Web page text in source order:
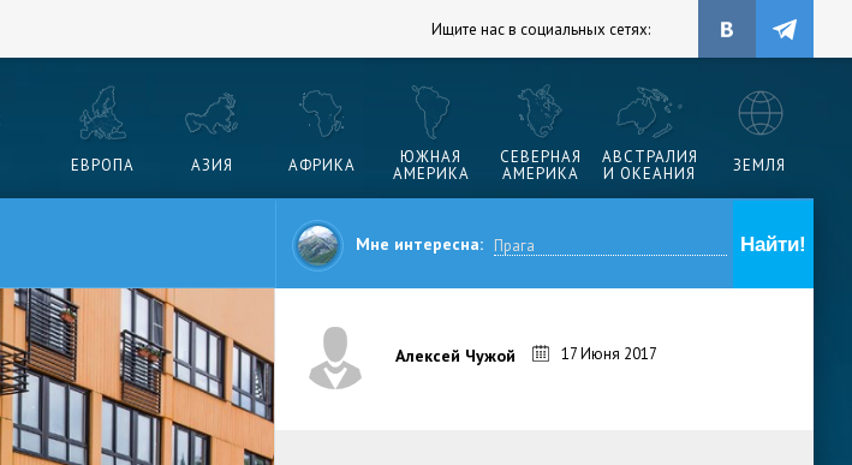
Ищите нас в социальных сетях:
ЕВРОПА АЗИЯ АФРИКА
ЮЖНАЯ
АМЕРИКА
СЕВЕРНАЯ
АМЕРИКА
АВСТРАЛИЯ
И ОКЕАНИЯ
ЗЕМЛЯ
Мне интересна:
Алексей Чужой 17 Июня 2017